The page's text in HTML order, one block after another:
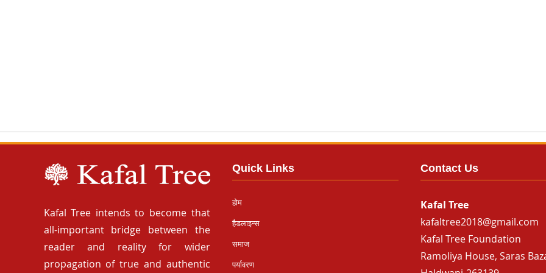
Kafal Tree intends to become that
all-important bridge between the
reader and reality for wider
propagation of true and authentic
Quick Links
होम
हैडलाइन्स
समाज
पर्यावरण
Contact Us
Kafal Tree
kafaltree2018@gmail.com
Kafal Tree Foundation
Ramoliya House, Saras